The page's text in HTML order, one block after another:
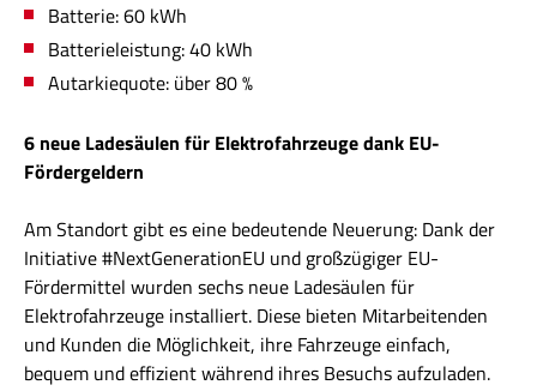
Batterie: 60 kWh
Batterieleistung: 40 kWh
Autarkiequote: über 80 %
6 neue Ladesäulen für Elektrofahrzeuge dank EU-
Fördergeldern
Am Standort gibt es eine bedeutende Neuerung: Dank der
Initiative #NextGenerationEU und großzügiger EU-
Fördermittel wurden sechs neue Ladesäulen für
Elektrofahrzeuge installiert. Diese bieten Mitarbeitenden
und Kunden die Möglichkeit, ihre Fahrzeuge einfach,
bequem und effizient während ihres Besuchs aufzuladen.